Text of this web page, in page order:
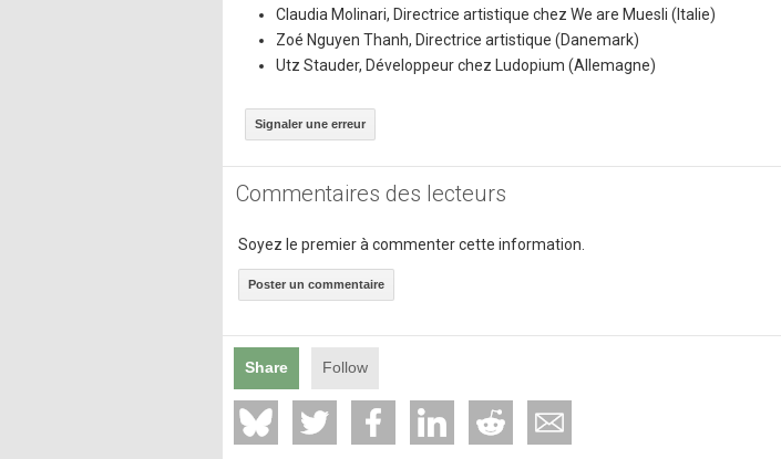
Claudia Molinari, Directrice artistique chez We are Muesli (Italie)
Zoé Nguyen Thanh, Directrice artistique (Danemark)
Utz Stauder, Développeur chez Ludopium (Allemagne)
Signaler une erreur
Commentaires des lecteurs
Soyez le premier à commenter cette information.
Poster un commentaire
Share Follow